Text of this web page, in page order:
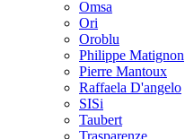
Omsa
Ori
Oroblu
Philippe Matignon
Pierre Mantoux
Raffaela D'angelo
SISi
Taubert
Trasparenze